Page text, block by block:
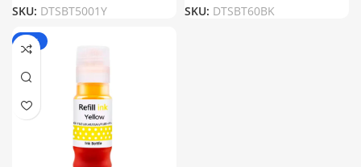
SKU: DTSBT5001Y SKU: DTSBT60BK
-13%